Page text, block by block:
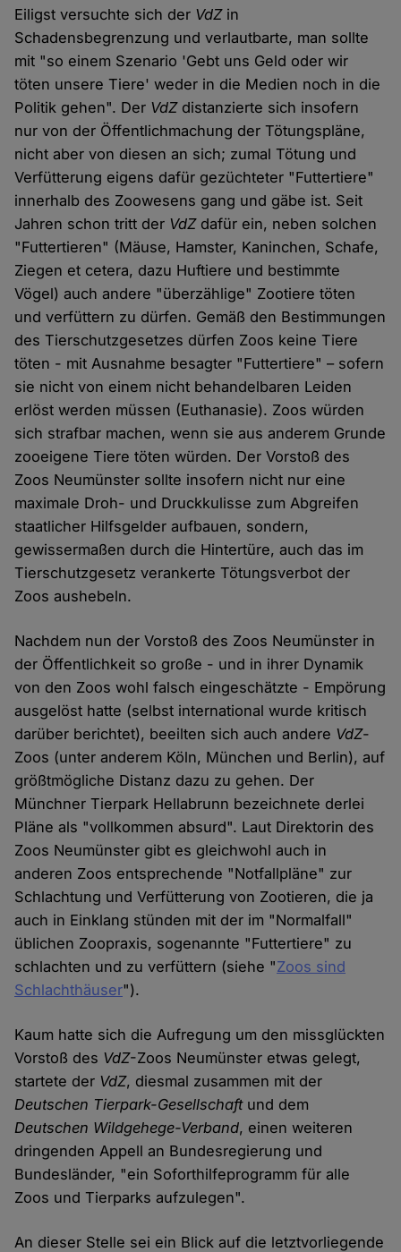
Eiligst versuchte sich der VdZin
Schadensbegrenzung und verlautbarte, man sollte
mit "so einem Szenario 'Gebt uns Geld oder wir
töten unsere Tiere' weder in die Medien noch in die
Politik gehen". Der VdZdistanzierte sich insofern
nur von der Öffentlichmachung der Tötungspläne,
nicht aber von diesen an sich; zumal Tötung und
Verfütterung eigens dafür gezüchteter "Futtertiere"
innerhalb des Zoowesens gang und gäbe ist. Seit
Jahren schon tritt der VdZdafür ein, neben solchen
"Futtertieren" (Mäuse, Hamster, Kaninchen, Schafe,
Ziegen et cetera, dazu Huftiere und bestimmte
Vögel) auch andere "überzählige" Zootiere töten
und verfüttern zu dürfen. Gemäß den Bestimmungen
des Tierschutzgesetzes dürfen Zoos keine Tiere
töten - mit Ausnahme besagter "Futtertiere" – sofern
sie nicht von einem nicht behandelbaren Leiden
erlöst werden müssen (Euthanasie). Zoos würden
sich strafbar machen, wenn sie aus anderem Grunde
zooeigene Tiere töten würden. Der Vorstoß des
Zoos Neumünster sollte insofern nicht nur eine
maximale Droh- und Druckkulisse zum Abgreifen
staatlicher Hilfsgelder aufbauen, sondern,
gewissermaßen durch die Hintertüre, auch das im
Tierschutzgesetz verankerte Tötungsverbot der
Zoos aushebeln.
Nachdem nun der Vorstoß des Zoos Neumünster in
der Öffentlichkeit so große - und in ihrer Dynamik
von den Zoos wohl falsch eingeschätzte - Empörung
ausgelöst hatte (selbst international wurde kritisch
darüber berichtet), beeilten sich auch andere VdZ-
Zoos (unter anderem Köln, München und Berlin), auf
größtmögliche Distanz dazu zu gehen. Der
Münchner Tierpark Hellabrunn bezeichnete derlei
Pläne als "vollkommen absurd". Laut Direktorin des
Zoos Neumünster gibt es gleichwohl auch in
anderen Zoos entsprechende "Notfallpläne" zur
Schlachtung und Verfütterung von Zootieren, die ja
auch in Einklang stünden mit der im "Normalfall"
üblichen Zoopraxis, sogenannte "Futtertiere" zu
schlachten und zu verfüttern (siehe "Zoos sind
Schlachthäuser").
Kaum hatte sich die Aufregung um den missglückten
Vorstoß des VdZ-Zoos Neumünster etwas gelegt,
startete der VdZ, diesmal zusammen mit der
Deutschen Tierpark-Gesellschaftund dem
Deutschen Wildgehege-Verband, einen weiteren
dringenden Appell an Bundesregierung und
Bundesländer, "ein Soforthilfeprogramm für alle
Zoos und Tierparks aufzulegen".
An dieser Stelle sei ein Blick auf die letztvorliegende